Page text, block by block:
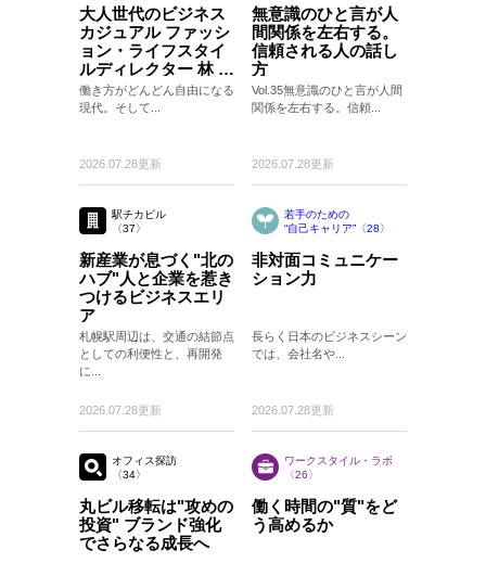
大人世代のビジネス
カジュアル ファッシ
ョン・ライフスタイ
ルディレクター 林 ト
モヒコさん
働き方がどんどん自由になる
現代。そして...
2026.07.28更新
無意識のひと言が人
間関係を左右する。
信頼される人の話し
方
Vol.35無意識のひと言が人間
関係を左右する。信頼...
2026.07.28更新
駅チカビル
〈37〉
新産業が息づく"北の
ハブ"人と企業を惹き
つけるビジネスエリ
ア
札幌駅周辺は、交通の結節点
としての利便性と、再開発
に...
2026.07.28更新
若手のための
“自己キャリア”〈28〉
非対面コミュニケー
ション力
長らく日本のビジネスシーン
では、会社名や...
2026.07.28更新
オフィス探訪
〈34〉
丸ビル移転は"攻めの
投資" ブランド強化
でさらなる成長へ
ワークスタイル・ラボ
〈26〉
働く時間の"質"をど
う高めるか